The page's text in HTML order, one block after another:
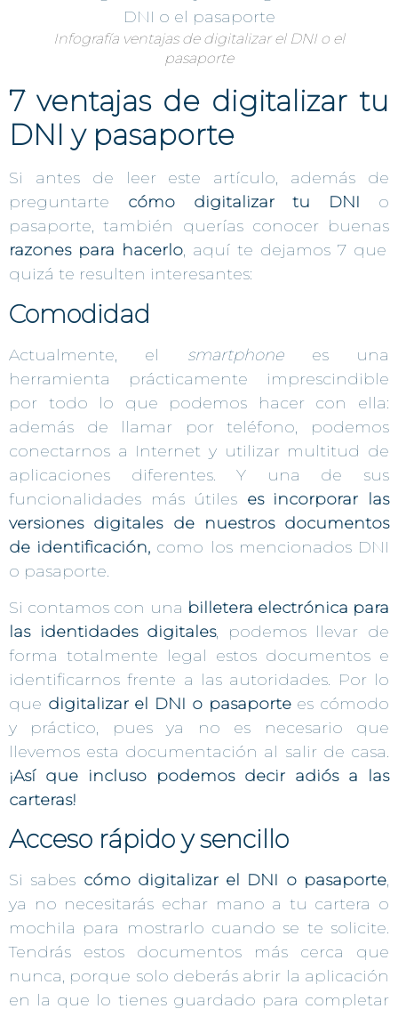
Infografía ventajas de digitalizar el DNI o el
pasaporte
7 ventajas de digitalizar tu
DNI y pasaporte
Si antes de leer este artículo, además de
preguntarte cómo digitalizar tu DNI o
pasaporte, también querías conocer buenas
razones para hacerlo, aquí te dejamos 7 que
quizá te resulten interesantes:
Comodidad
Actualmente, el smartphonees una
herramienta prácticamente imprescindible
por todo lo que podemos hacer con ella:
además de llamar por teléfono, podemos
conectarnos a Internet y utilizar multitud de
aplicaciones diferentes. Y una de sus
funcionalidades más útiles es incorporar las
versiones digitales de nuestros documentos
de identificación, como los mencionados DNI
o pasaporte.
Si contamos con una billetera electrónica para
las identidades digitales, podemos llevar de
forma totalmente legal estos documentos e
identificarnos frente a las autoridades. Por lo
que digitalizar el DNI o pasaporte es cómodo
y práctico, pues ya no es necesario que
llevemos esta documentación al salir de casa.
¡Así que incluso podemos decir adiós a las
carteras!
Acceso rápido y sencillo
Si sabes cómo digitalizar el DNI o pasaporte,
ya no necesitarás echar mano a tu cartera o
mochila para mostrarlo cuando se te solicite.
Tendrás estos documentos más cerca que
nunca, porque solo deberás abrir la aplicación
en la que lo tienes guardado para completar